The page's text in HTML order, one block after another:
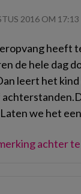
2016 OM 17:13
heeft
de hele dag
leert het
we het
achter